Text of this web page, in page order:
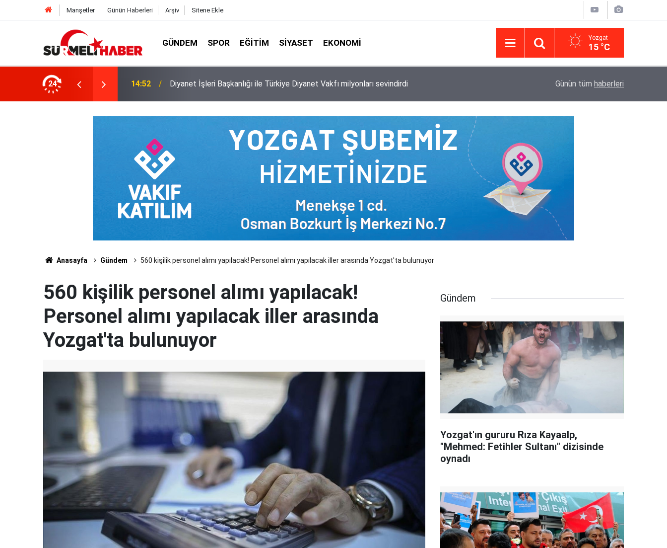
Manşetler Günün Haberleri Arşiv Sitene Ekle
GÜNDEM SPOR EĞITIM SIYASET EKONOMI Yozgat
15 °C
24
okurlarıyla buluştu 14:52 Diyanet İşleri Başkanlığı ile Türkiye Diyanet Vakfı milyonları sevindirdi Yargıtay’da iletişim hamlesi: Kurumsal
Günün tüm haberleri
Anasayfa Gündem 560 kişilik personel alımı yapılacak! Personel alımı yapılacak iller arasında Yozgat'ta bulunuyor
560 kişilik personel alımı yapılacak!
Personel alımı yapılacak iller arasında
Yozgat'ta bulunuyor
Gündem
Yozgat'ın gururu Rıza Kayaalp,
"Mehmed: Fetihler Sultanı" dizisinde
oynadı